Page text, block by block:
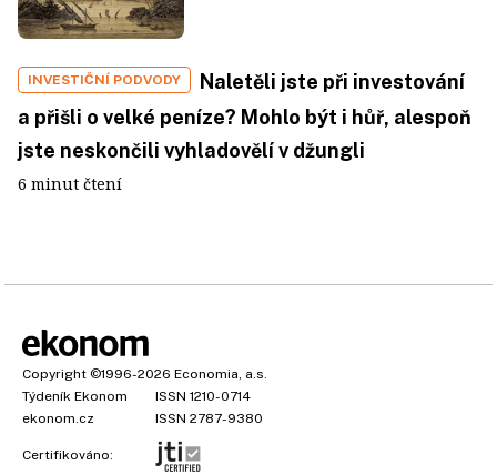
INVESTIČNÍ PODVODY
Naletěli jste při investování
a přišli o velké peníze? Mohlo být i hůř, alespoň
jste neskončili vyhladovělí v džungli
6 minut čtení
Copyright ©1996-2026 Economia, a.s.
Týdeník Ekonom
ISSN 1210-0714
ekonom.cz
ISSN 2787-9380
Certifikováno: